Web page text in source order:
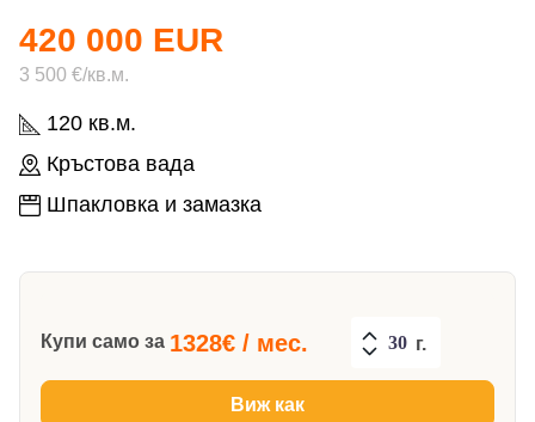
120 кв.м.
Кръстова вада
Шпакловка и замазка
420 000 EUR
3 500 €/кв.м.
Купи само за 1328€ / мес. г.
Виж как